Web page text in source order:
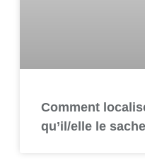
Comment
qu’il/elle le